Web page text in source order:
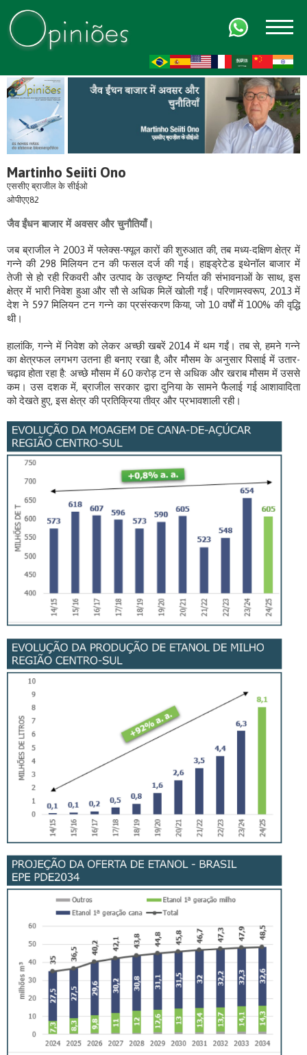
Martinho Seiiti Ono
एससीए ब्राजील के सीईओ
ओपीएए82
जैव ईंधन बाजार में अवसर और चुनौतियाँ।
जब ब्राजील ने 2003 में फ्लेक्स-फ्यूल कारों की शुरुआत की, तब मध्य-दक्षिण क्षेत्र में
गन्ने की 298 मिलियन टन की फसल दर्ज की गई। हाइड्रेटेड इथेनॉल बाजार में
तेजी से हो रही रिकवरी और उत्पाद के उत्कृष्ट निर्यात की संभावनाओं के साथ, इस
क्षेत्र में भारी निवेश हुआ और सौ से अधिक मिलें खोली गईं। परिणामस्वरूप, 2013 में
देश ने 597 मिलियन टन गन्ने का प्रसंस्करण किया, जो 10 वर्षों में 100% की वृद्धि
थी।
हालांकि, गन्ने में निवेश को लेकर अच्छी खबरें 2014 में थम गईं। तब से, हमने गन्ने
का क्षेत्रफल लगभग उतना ही बनाए रखा है, और मौसम के अनुसार पिसाई में उतार-
चढ़ाव होता रहा है: अच्छे मौसम में 60 करोड़ टन से अधिक और खराब मौसम में उससे
कम। उस दशक में, ब्राजील सरकार द्वारा दुनिया के सामने फैलाई गई आशावादिता
को देखते हुए, इस क्षेत्र की प्रतिक्रिया तीव्र और प्रभावशाली रही।